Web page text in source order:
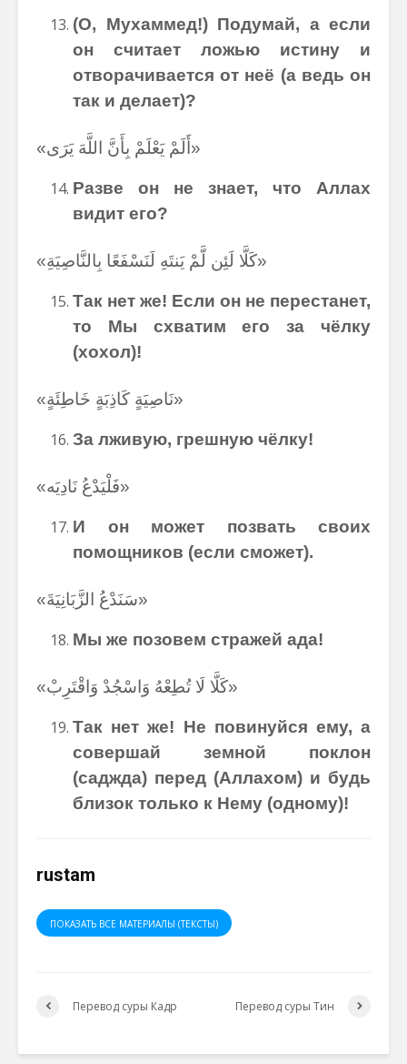
(О, Мухаммед!) Подумай, а если
он считает ложью истину и
отворачивается от неё (а ведь он
так и делает)?
«أَلَمْ يَعْلَمْ بِأَنَّ اللَّهَ يَرَى»
Разве он не знает, что Аллах
видит его?
«كَلَّا لَئِن لَّمْ يَنتَهِ لَنَسْفَعًا بِالنَّاصِيَةِ»
Так нет же! Если он не перестанет,
то Мы схватим его за
чёлку
(хохол)!
«نَاصِيَةٍ كَاذِبَةٍ خَاطِئَةٍ»
За лживую, грешную чёлку!
«فَلْيَدْعُ نَادِيَه»
И он может позвать своих
помощников (если сможет).
«سَنَدْعُ الزَّبَانِيَةَ»
Мы же позовем стражей ада!
«كَلَّا لَا تُطِعْهُ وَاسْجُدْ وَاقْتَرِبْ»
Так нет же! Не повинуйся ему, а
совершай земной поклон
(саджда) перед (Аллахом) и будь
близок только к Нему (одному)!
rustam
ПОКАЗАТЬ ВСЕ МАТЕРИАЛЫ (ТЕКСТЫ)
Перевод суры Кадр Перевод суры Тин